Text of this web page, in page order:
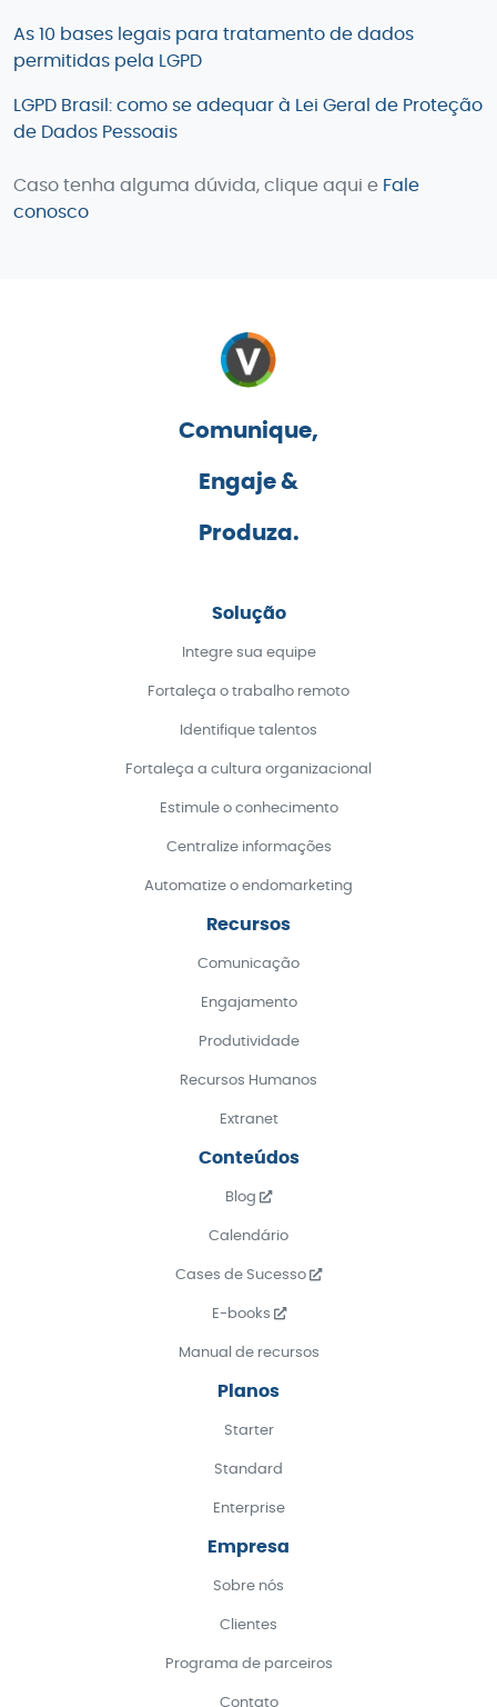
As 10 bases legais para tratamento de dados
permitidas pela LGPD
LGPD Brasil: como se adequar à Lei Geral de Proteção
de Dados Pessoais
Caso tenha alguma dúvida, clique aqui e Fale
conosco
Comunique,
Engaje &
Produza.
Solução
Integre sua equipe
Fortaleça o trabalho remoto
Identifique talentos
Fortaleça a cultura organizacional
Estimule o conhecimento
Centralize informações
Automatize o endomarketing
Recursos
Comunicação
Engajamento
Produtividade
Recursos Humanos
Extranet
Conteúdos
Blog
Calendário
Cases de Sucesso
E-books
Manual de recursos
Planos
Starter
Standard
Enterprise
Empresa
Sobre nós
Clientes
Programa de parceiros
Contato